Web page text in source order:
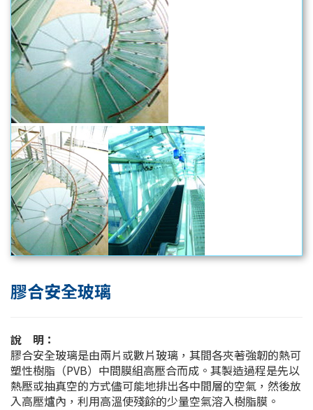
膠合安全玻璃
說 明：
膠合安全玻璃是由兩片或數片玻璃，其間各夾著強韌的熱可
塑性樹脂（PVB）中間膜組高壓合而成。其製造過程是先以
熱壓或抽真空的方式儘可能地排出各中間層的空氣，然後放
入高壓爐內，利用高溫使殘餘的少量空氣溶入樹脂膜。